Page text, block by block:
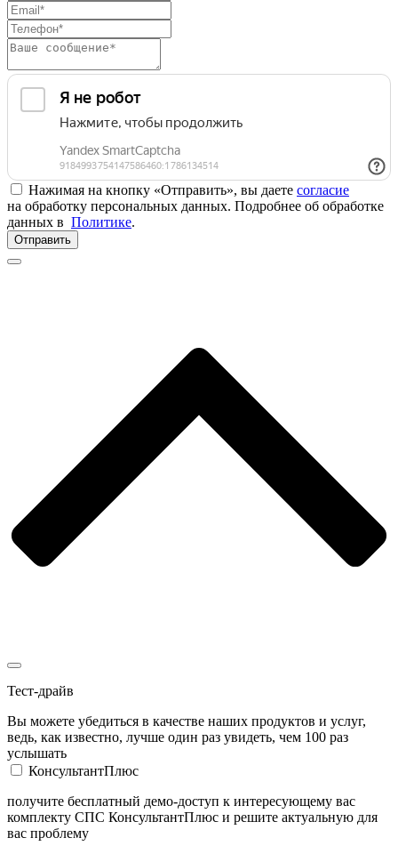
Нажимая на кнопку «Отправить», вы даете согласие
на обработку персональных данных. Подробнее об обработке
данных в Политике.
Отправить
Тест-драйв
Вы можете убедиться в качестве наших продуктов и услуг,
ведь, как известно, лучше один раз увидеть, чем 100 раз
услышать
КонсультантПлюс
получите бесплатный демо-доступ к интересующему вас
комплекту СПС КонсультантПлюс и решите актуальную для
вас проблему